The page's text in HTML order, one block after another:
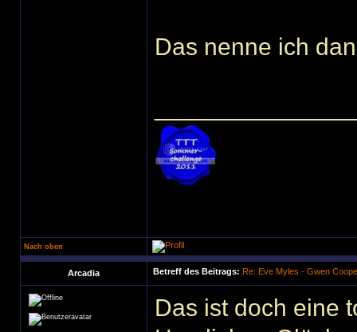
Das nenne ich
Nach oben
Arcadia Betreff des Beitrags: Re: Eve Myles - Gwen
Das ist doch eine